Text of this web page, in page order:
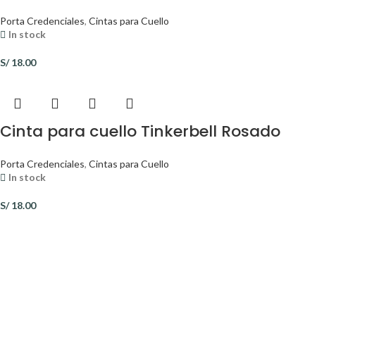
Porta Credenciales, Cintas para Cuello
In stock
S/18.00
Cinta para cuello Tinkerbell Rosado
Porta Credenciales, Cintas para Cuello
In stock
S/18.00